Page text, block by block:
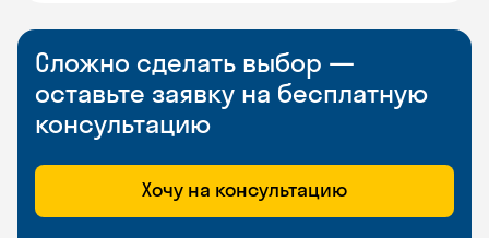
Сложно сделать выбор —
оставьте заявку на бесплатную
консультацию
Хочу на консультацию